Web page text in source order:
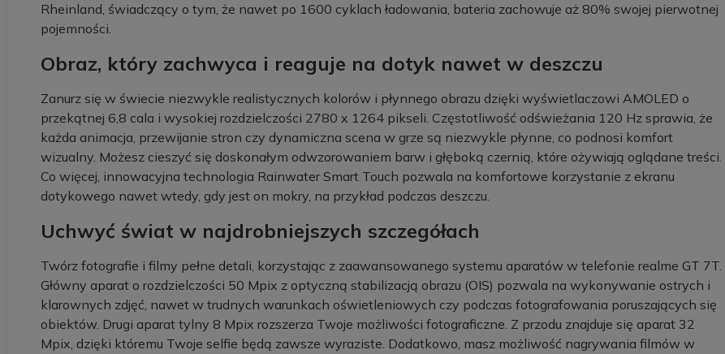
Rheinland, świadczący o tym, że nawet po 1600 cyklach ładowania, bateria zachowuje aż 80% swojej pierwotnej
pojemności.
Obraz, który zachwyca i reaguje na dotyk nawet w deszczu
Zanurz się w świecie niezwykle realistycznych kolorów i płynnego obrazu dzięki wyświetlaczowi AMOLED o
przekątnej 6,8 cala i wysokiej rozdzielczości 2780 x 1264 pikseli. Częstotliwość odświeżania 120 Hz sprawia, że
każda animacja, przewijanie stron czy dynamiczna scena w grze są niezwykle płynne, co podnosi komfort
wizualny. Możesz cieszyć się doskonałym odwzorowaniem barw i głęboką czernią, które ożywiają oglądane treści.
Co więcej, innowacyjna technologia Rainwater Smart Touch pozwala na komfortowe korzystanie z ekranu
dotykowego nawet wtedy, gdy jest on mokry, na przykład podczas deszczu.
Uchwyć świat w najdrobniejszych szczegółach
Twórz fotografie i filmy pełne detali, korzystając z zaawansowanego systemu aparatów w telefonie realme GT 7T.
Główny aparat o rozdzielczości 50 Mpix z optyczną stabilizacją obrazu (OIS) pozwala na wykonywanie ostrych i
klarownych zdjęć, nawet w trudnych warunkach oświetleniowych czy podczas fotografowania poruszających się
obiektów. Drugi aparat tylny 8 Mpix rozszerza Twoje możliwości fotograficzne. Z przodu znajduje się aparat 32
Mpix, dzięki któremu Twoje selfie będą zawsze wyraziste. Dodatkowo, masz możliwość nagrywania filmów w